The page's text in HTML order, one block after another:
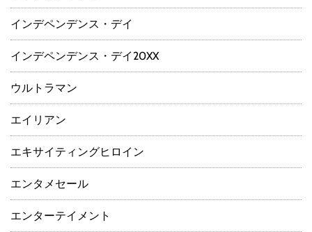
インデペンデンス・デイ
インデペンデンス・デイ20XX
ウルトラマン
エイリアン
エキサイティングヒロイン
エンタメセール
エンターテイメント